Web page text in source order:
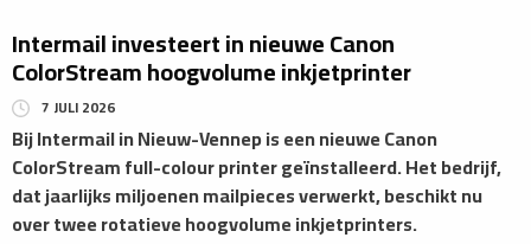
Intermail investeert in nieuwe Canon
ColorStream hoogvolume inkjetprinter
7 JULI 2026
​Bij Intermail in Nieuw-Vennep is een nieuwe Canon
ColorStream full-colour printer geïnstalleerd. Het bedrijf,
dat jaarlijks miljoenen mailpieces verwerkt, beschikt nu
over twee rotatieve hoogvolume inkjetprinters.